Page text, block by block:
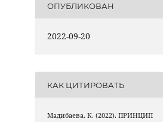
ОПУБЛИКОВАН
2022-09-20
КАК ЦИТИРОВАТЬ
Мадибаева, К. (2022). ПРИНЦИП